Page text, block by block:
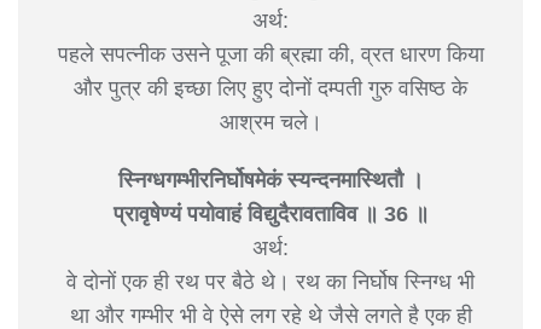
अर्थ:
पहले सपत्नीक उसने पूजा की ब्रह्मा की, व्रत धारण किया
और पुत्र की इच्छा लिए हुए दोनों दम्पती गुरु वसिष्ठ के
आश्रम चले।
स्निग्धगम्भीरनिर्घोषमेकं स्यन्दनमास्थितौ ।
प्रावृषेण्यं पयोवाहं विद्युदैरावताविव ॥ 36 ॥
अर्थ:
वे दोनों एक ही रथ पर बैठे थे। रथ का निर्घोष स्निग्ध भी
था और गम्भीर भी वे ऐसे लग रहे थे जैसे लगते है एक ही